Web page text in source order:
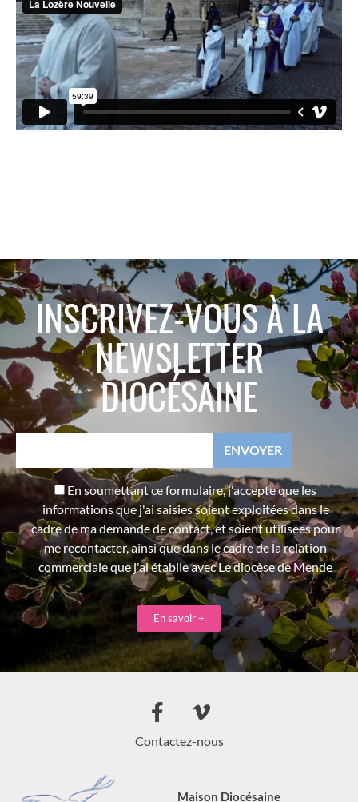
INSCRIVEZ-VOUS À LA
NEWSLETTER
DIOCÉSAINE
En soumettant ce formulaire, j'accepte que les
informations que j'ai saisies soient exploitées dans le
cadre de ma demande de contact, et soient utilisées pour
me recontacter, ainsi que dans le cadre de la relation
commerciale que j'ai établie avec Le diocèse de Mende
En savoir +
Contactez-nous
Maison Diocésaine